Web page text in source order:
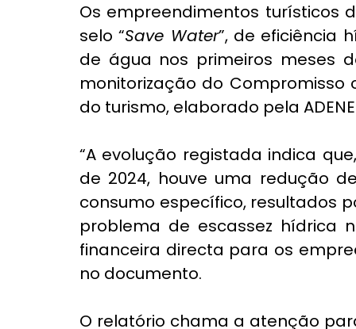
Os empreendimentos turísticos
selo “Save Water”, de eficiência
de água nos primeiros meses
monitorização do
do turismo, elaborado pela
“A evolução registada indica
de 2024, houve uma redução
consumo específico, resultados
problema de escassez hídrica
financeira directa para os
no documento.
O relatório chama a atenção